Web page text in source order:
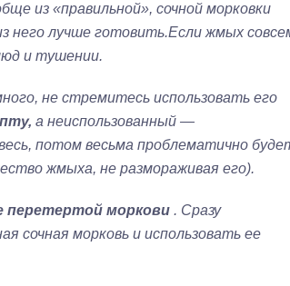
из «правильной», сочной морковки
него лучше готовить.Если жмых
и тушении.
не стремитесь использовать его
а неиспользованный —
потом весьма проблематично
жмыха, не размораживая его).
перетертой моркови . Сразу
сочная морковь и использовать ее